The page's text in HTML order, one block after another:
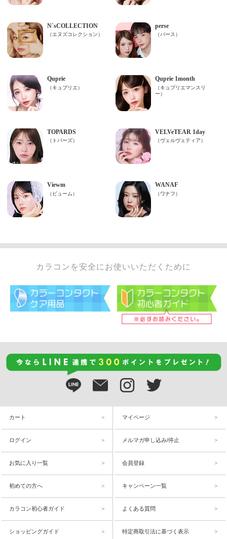
カラコンを安全にお使いいただくために
カート マイページ
ログイン メルマガ申し込み/停止
お気に入り一覧 会員登録
初めての方へ キャンペーン一覧
カラコン初心者ガイド よくある質問
ショッピングガイド 特定商取引法に基づく表示